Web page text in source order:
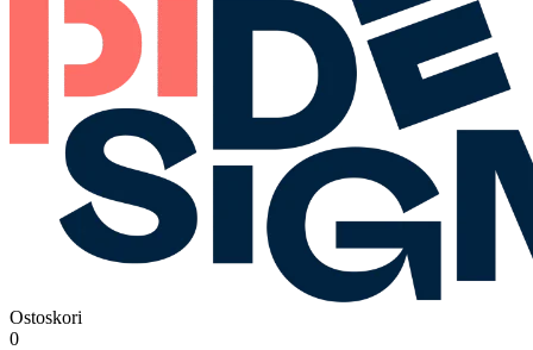
Ostoskori
0